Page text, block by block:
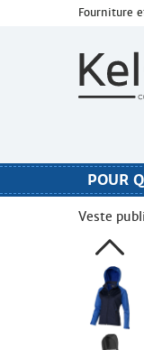
Fourniture
POUR
Veste